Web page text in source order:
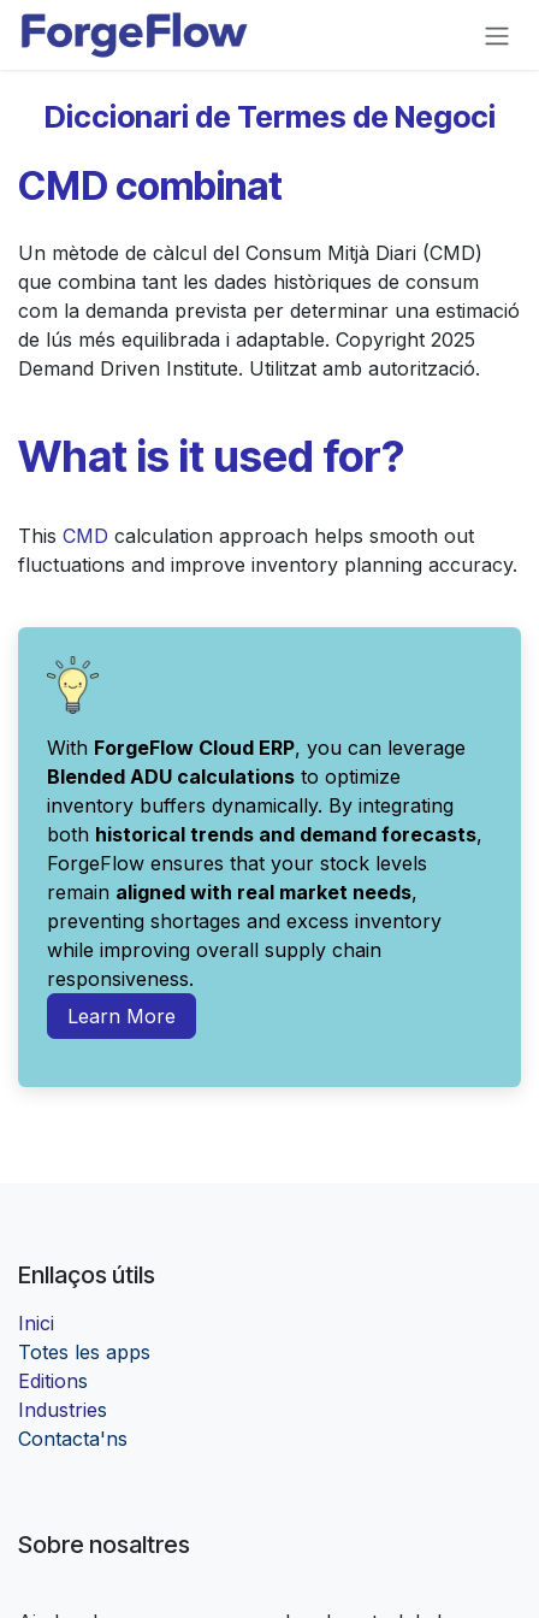
Skip to Content
Diccionari de Termes de Negoci
CMD combinat
Un mètode de càlcul del Consum Mitjà Diari (CMD)
que combina tant les dades històriques de consum
com la demanda prevista per determinar una estimació
de lús més equilibrada i adaptable. Copyright 2025
Demand Driven Institute. Utilitzat amb autorització.
What is it used for?
This CMD calculation approach helps smooth out
fluctuations and improve inventory planning accuracy.
With ForgeFlow Cloud ERP, you can leverage
Blended ADU calculations to optimize
inventory buffers dynamically. By integrating
both historical trends and demand forecasts,
ForgeFlow ensures that your stock levels
remain aligned with real market needs,
preventing shortages and excess inventory
while improving overall supply chain
responsiveness.
Learn More
Enllaços útils
Inici
Totes les apps
Editions
Industries
Contacta'ns
Sobre nosaltres